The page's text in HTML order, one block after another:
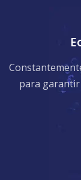
para garantir